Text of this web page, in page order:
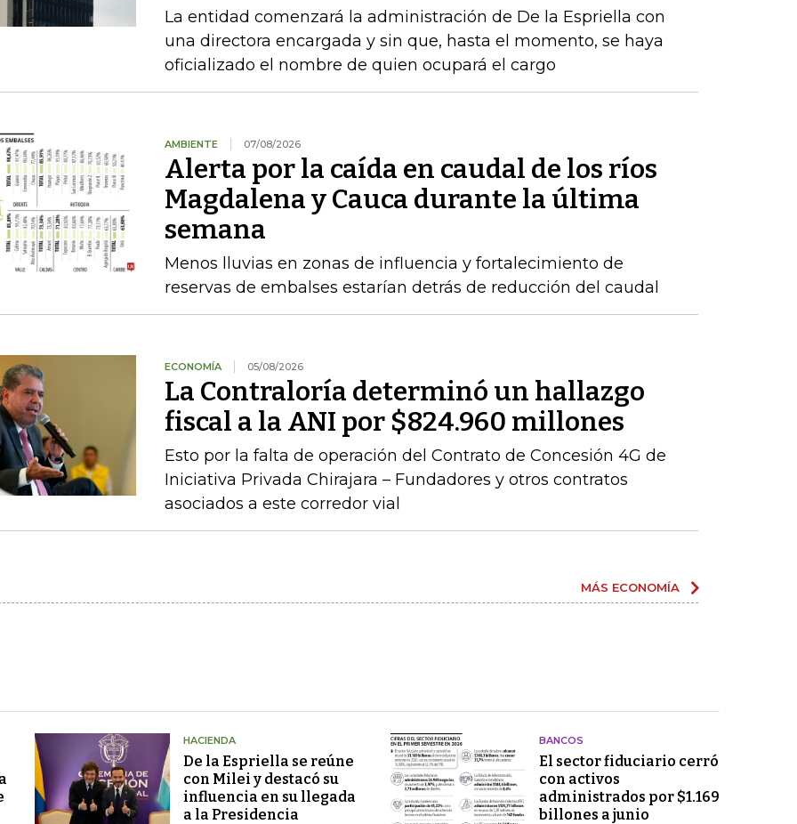
La entidad comenzará la administración de De la Espriella con
una directora encargada y sin que, hasta el momento, se haya
oficializado el nombre de quien ocupará el cargo
AMBIENTE 07/08/2026
Alerta por la caída en caudal de los ríos
Magdalena y Cauca durante la última
semana
Menos lluvias en zonas de influencia y fortalecimiento de
reservas de embalses estarían detrás de reducción del caudal
ECONOMÍA 05/08/2026
La Contraloría determinó un hallazgo
fiscal a la ANI por $824.960 millones
Esto por la falta de operación del Contrato de Concesión 4G de
Iniciativa Privada Chirajara – Fundadores y otros contratos
asociados a este corredor vial
MÁS ECONOMÍA
HACIENDA
De la Espriella se reúne
con Milei y destacó su
influencia en su llegada
a la Presidencia
BANCOS
El sector fiduciario cerró
con activos
administrados por $1.169
billones a junio